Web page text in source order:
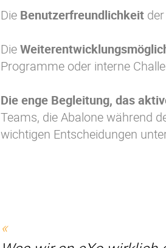
Die Benutzerfreundlichkeit
Die
Programme oder interne
Die enge Begleitung, das
Teams, die Abalone während
wichtigen Entscheidungen